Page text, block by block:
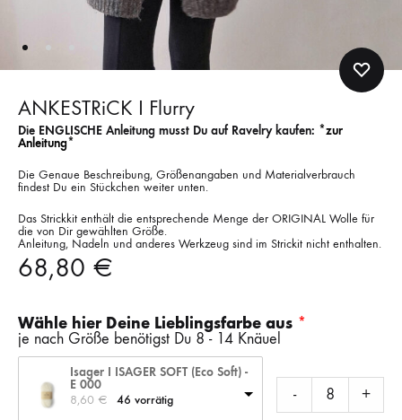
ANKESTRiCK I Flurry
Die ENGLISCHE Anleitung musst Du auf Ravelry kaufen: *zur
Anleitung*
Die Genaue Beschreibung, Größenangaben und Materialverbrauch
findest Du ein Stückchen weiter unten.
Das Strickkit enthält die entsprechende Menge der ORIGINAL Wolle für
die von Dir gewählten Größe.
Anleitung, Nadeln und anderes Werkzeug sind im Strickit nicht enthalten.
68,80 €
Wähle hier Deine Lieblingsfarbe aus
je nach Größe benötigst Du 8 - 14 Knäuel
Isager I ISAGER SOFT (Eco Soft) -
E 000
8,60 € 46 vorrätig - +